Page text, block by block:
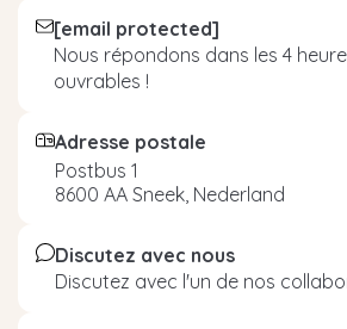
[email protected]
Nous répondons dans les 4
ouvrables !
Adresse postale
Postbus 1
8600 AA Sneek, Nederland
Discutez avec nous
Discutez avec l'un de nos